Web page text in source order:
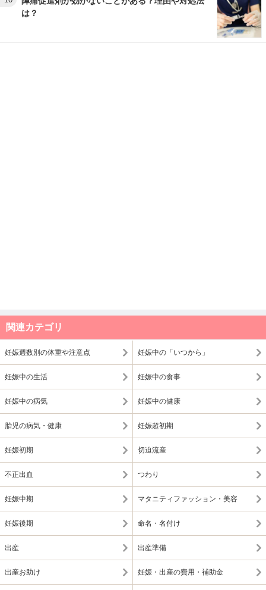
は？
関連カテゴリ
妊娠週数別の体重や注意点 妊娠中の「いつから」
妊娠中の生活 妊娠中の食事
妊娠中の病気 妊娠中の健康
胎児の病気・健康 妊娠超初期
妊娠初期 切迫流産
不正出血 つわり
妊娠中期 マタニティファッション・美容
妊娠後期 命名・名付け
出産 出産準備
出産お助け 妊娠・出産の費用・補助金